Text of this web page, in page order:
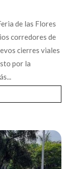
de las Flores
corredores de
cierres viales
por la